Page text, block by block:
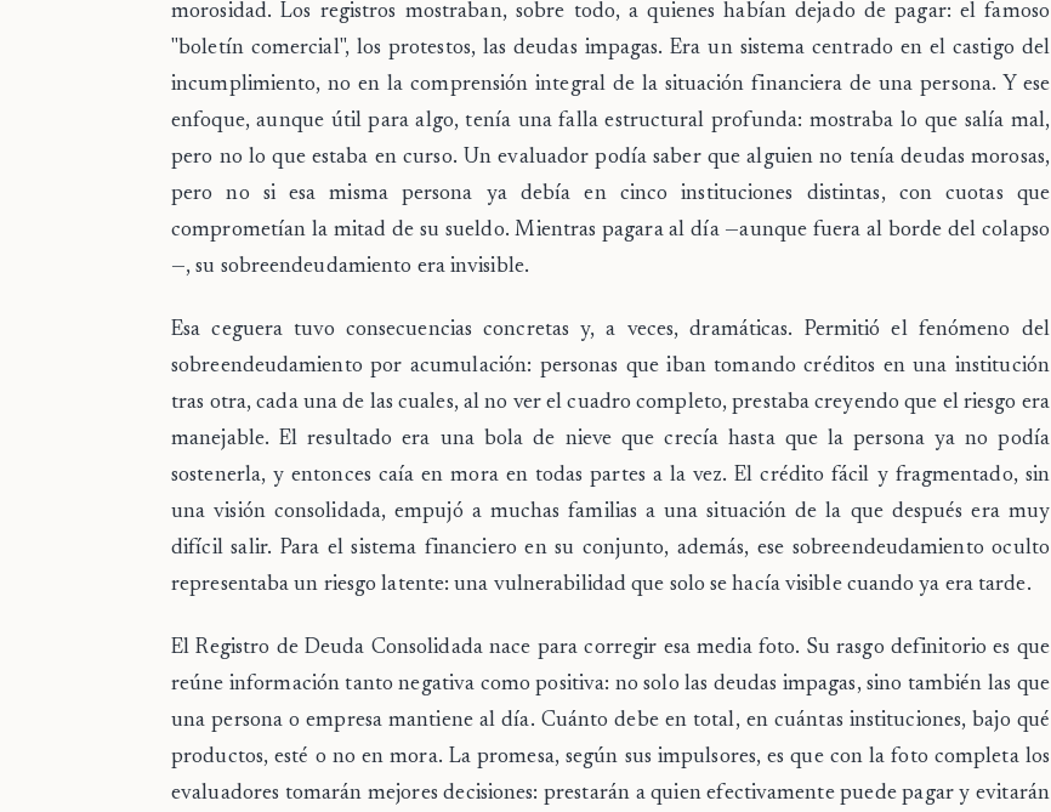
morosidad. Los registros mostraban, sobre todo, a quienes habían dejado de pagar: el famoso
"boletín comercial", los protestos, las deudas impagas. Era un sistema centrado en el castigo del
incumplimiento, no en la comprensión integral de la situación financiera de una persona. Y ese
enfoque, aunque útil para algo, tenía una falla estructural profunda: mostraba lo que salía mal,
pero no lo que estaba en curso. Un evaluador podía saber que alguien no tenía deudas morosas,
pero no si esa misma persona ya debía en cinco instituciones distintas, con cuotas que
comprometían la mitad de su sueldo. Mientras pagara al día —aunque fuera al borde del colapso
—, su sobreendeudamiento era invisible.
Esa ceguera tuvo consecuencias concretas y, a veces, dramáticas. Permitió el fenómeno del
sobreendeudamiento por acumulación: personas que iban tomando créditos en una institución
tras otra, cada una de las cuales, al no ver el cuadro completo, prestaba creyendo que el riesgo era
manejable. El resultado era una bola de nieve que crecía hasta que la persona ya no podía
sostenerla, y entonces caía en mora en todas partes a la vez. El crédito fácil y fragmentado, sin
una visión consolidada, empujó a muchas familias a una situación de la que después era muy
difícil salir. Para el sistema financiero en su conjunto, además, ese sobreendeudamiento oculto
representaba un riesgo latente: una vulnerabilidad que solo se hacía visible cuando ya era tarde.
El Registro de Deuda Consolidada nace para corregir esa media foto. Su rasgo definitorio es que
reúne información tanto negativa como positiva: no solo las deudas impagas, sino también las que
una persona o empresa mantiene al día. Cuánto debe en total, en cuántas instituciones, bajo qué
productos, esté o no en mora. La promesa, según sus impulsores, es que con la foto completa los
evaluadores tomarán mejores decisiones: prestarán a quien efectivamente puede pagar y evitarán